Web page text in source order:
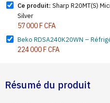
Ce produit: Sharp R20MT(S)
Silver
57 000 F CFA
Beko RDSA240K20WN –
224 000 F CFA
Résumé du produit